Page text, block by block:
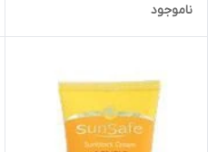
ناموجود